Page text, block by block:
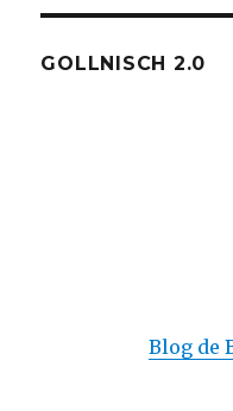
GOLLNISCH 2.0
Blog de